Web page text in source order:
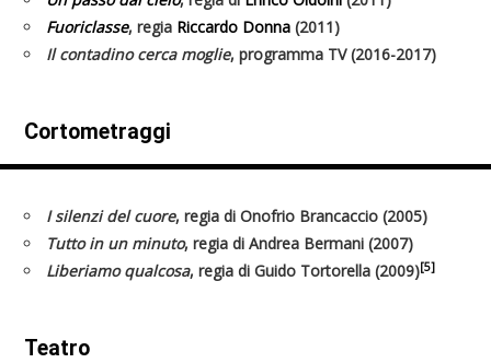
Fuoriclasse, regia Riccardo Donna (2011)
Il contadino cerca moglie, programma TV (2016-2017)
Cortometraggi
I silenzi del cuore, regia di Onofrio Brancaccio (2005)
Tutto in un minuto, regia di Andrea Bermani (2007)
Liberiamo qualcosa, regia di Guido Tortorella (2009)[5]
Teatro